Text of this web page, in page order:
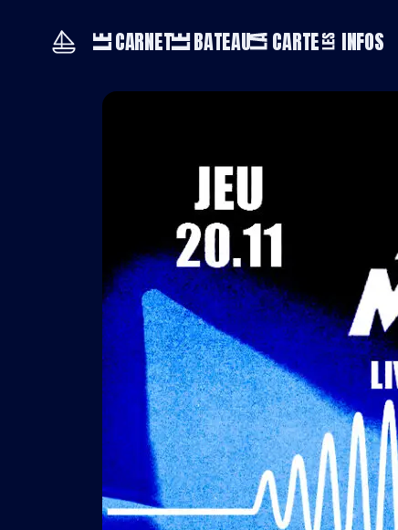
CARNET BATEAU CARTE INFOS